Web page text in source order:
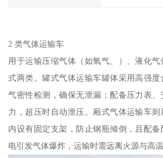
2 类气体运输车​
用于运输压缩气体（如氧气、）、液化
式两类。罐式气体运输车罐体采用高强
气密性检测，确保无泄漏；配备压力表
力，超压时自动泄压。厢式气体运输车
内设有固定支架，防止钢瓶倾倒，且配
电引发气体爆炸，运输时需远离火源与高温